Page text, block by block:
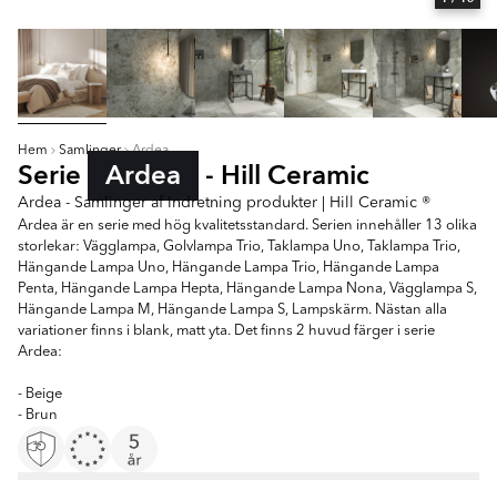
Hem Samlinger Ardea
Serie Ardea - Hill Ceramic
Ardea - Samlinger af Indretning produkter | Hill Ceramic ®
Ardea är en serie med hög kvalitetsstandard. Serien innehåller 13 olika
storlekar: Vägglampa, Golvlampa Trio, Taklampa Uno, Taklampa Trio,
Hängande Lampa Uno, Hängande Lampa Trio, Hängande Lampa
Penta, Hängande Lampa Hepta, Hängande Lampa Nona, Vägglampa S,
Hängande Lampa M, Hängande Lampa S, Lampskärm. Nästan alla
variationer finns i blank, matt yta. Det finns 2 huvud färger i serie
Ardea:
- Beige
- Brun